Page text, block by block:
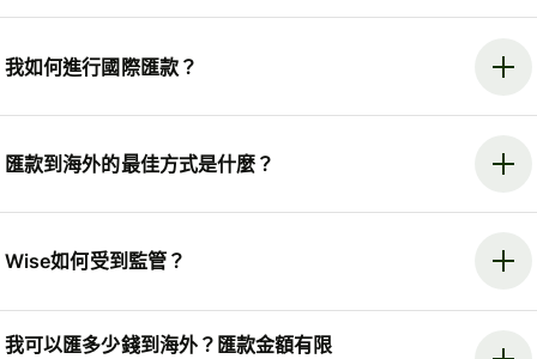
我如何進行國際匯款？
匯款到海外的最佳方式是什麼？
Wise如何受到監管？
我可以匯多少錢到海外？匯款金額有限